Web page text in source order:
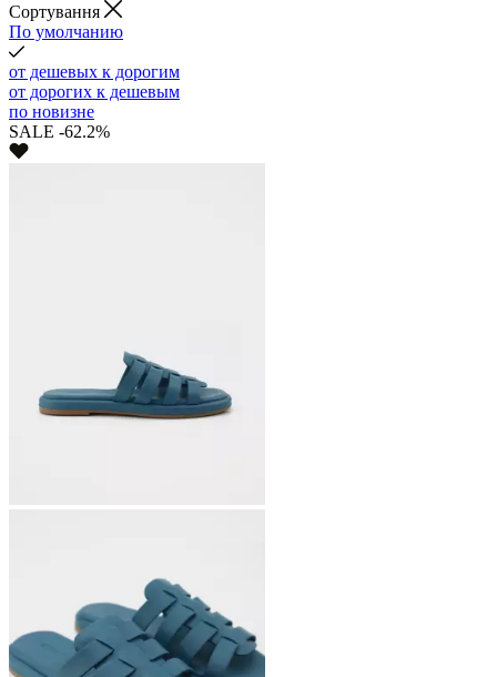
Cортування
По умолчанию
от дешевых к дорогим
от дорогих к дешевым
по новизне
SALE -62.2%